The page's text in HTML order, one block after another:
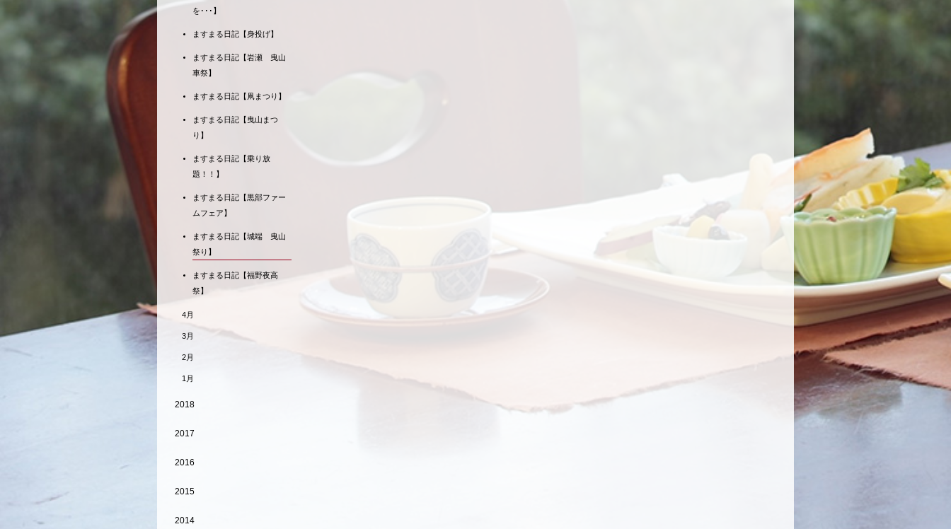
を･･･】
ますまる日記【身投げ】
ますまる日記【岩瀬 曳山
車祭】
ますまる日記【凧まつり】
ますまる日記【曳山まつ
り】
ますまる日記【乗り放
題！！】
ますまる日記【黒部ファー
ムフェア】
ますまる日記【城端 曳山
祭り】
ますまる日記【福野夜高
祭】
4月
3月
2月
1月
2018
2017
2016
2015
2014